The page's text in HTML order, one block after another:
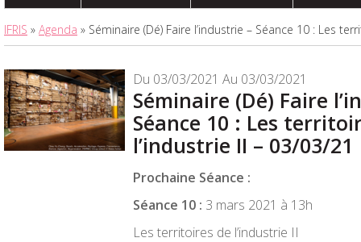
IFRIS » Agenda » Séminaire (Dé) Faire l’industrie – Séance 10 : Les
Du 03/03/2021 Au 03/03/2021
Séminaire (Dé) Faire
Séance 10 : Les
l’industrie II – 03/03/21
Prochaine Séance :
Séance 10 : 3 mars 2021 à 13h
Les territoires de l’industrie II